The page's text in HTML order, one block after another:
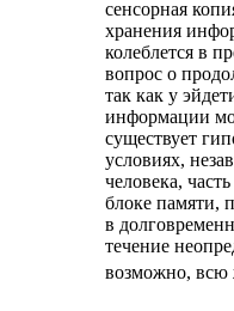
сенсорная
хранения
колеблется в
вопрос о
так как у
информации
существует
условиях,
человека,
блоке памяти,
в
течение
возможно, всю